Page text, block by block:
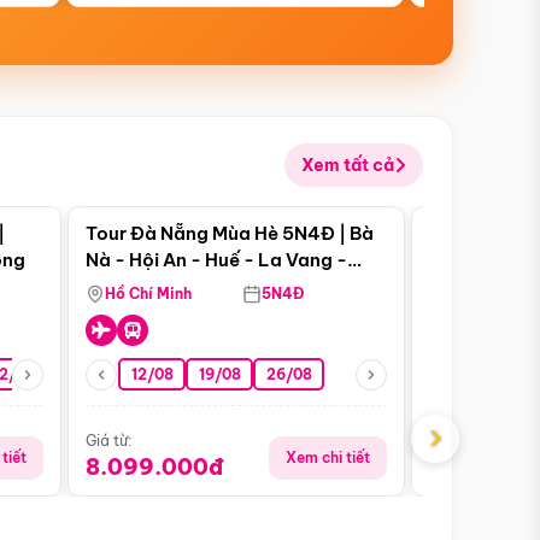
Xem tất cả
08 26/08 05/09 09/09 12/09
tiết
Điểm nổi bật
Tour Đà Nẵng Mùa Hè 5N4Đ | Bà
Nà - Hội An - Huế - La Vang -
Động Thiên Đường
Hồ Chí Minh 5N4Đ
12/08 19/08 26/08
Giá từ:
8.099.000đ Xem chi tiết
Giá từ:
›